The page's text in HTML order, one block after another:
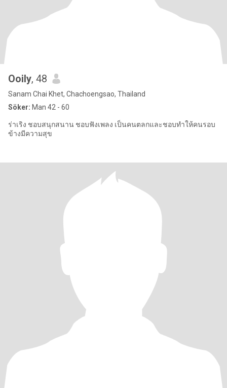
Ooily, 48
Sanam Chai Khet, Chachoengsao, Thailand
Söker: Man 42 - 60
ร่าเริง ชอบสนุกสนาน ชอบฟังเพลง เป็นคนตลกและชอบทำให้คนรอบ
ข้างมีความสุข